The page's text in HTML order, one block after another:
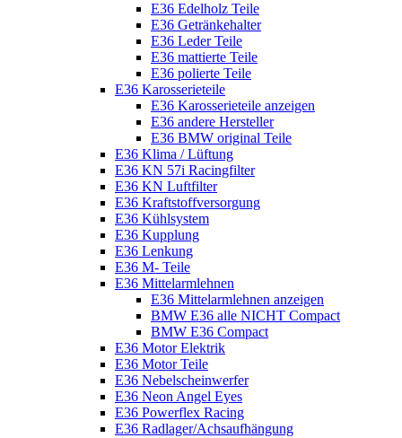
E36 Edelholz Teile
E36 Getränkehalter
E36 Leder Teile
E36 mattierte Teile
E36 polierte Teile
E36 Karosserieteile
E36 Karosserieteile anzeigen
E36 andere Hersteller
E36 BMW original Teile
E36 Klima / Lüftung
E36 KN 57i Racingfilter
E36 KN Luftfilter
E36 Kraftstoffversorgung
E36 Kühlsystem
E36 Kupplung
E36 Lenkung
E36 M- Teile
E36 Mittelarmlehnen
E36 Mittelarmlehnen anzeigen
BMW E36 alle NICHT Compact
BMW E36 Compact
E36 Motor Elektrik
E36 Motor Teile
E36 Nebelscheinwerfer
E36 Neon Angel Eyes
E36 Powerflex Racing
E36 Radlager/Achsaufhängung